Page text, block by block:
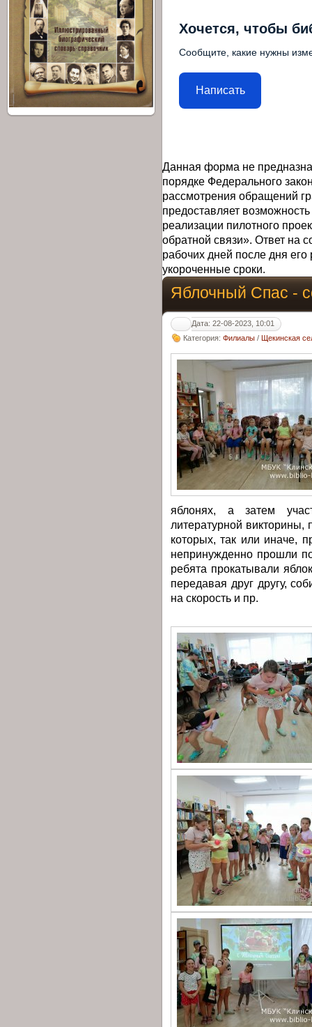
Хочется, чтобы
Сообщите, какие нужны
Написать
Данная форма не
порядке Федерального
рассмотрения обращений
предоставляет
реализации пилотного
обратной связи». Ответ на
рабочих дней после дня
укороченные сроки.
Яблочный Спас -
Дата: 22-08-2023, 10:01
Категория: Филиалы / Щекинская
яблонях, а затем
литературной
которых, так или иначе,
непринужденно прошли
ребята прокатывали
передавая друг другу,
на скорость и пр.